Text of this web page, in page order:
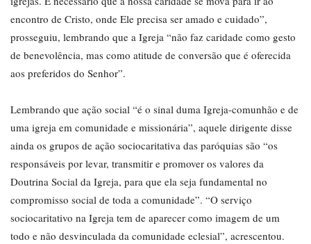
encontro de Cristo, onde Ele precisa ser amado e cuidado”,
prosseguiu, lembrando que a Igreja “não faz caridade como gesto
de benevolência, mas como atitude de conversão que é oferecida
aos preferidos do Senhor”.
Lembrando que ação social “é o sinal duma Igreja-comunhão e de
uma igreja em comunidade e missionária”, aquele dirigente disse
ainda os grupos de ação sociocaritativa das paróquias são “os
responsáveis por levar, transmitir e promover os valores da
Doutrina Social da Igreja, para que ela seja fundamental no
compromisso social de toda a comunidade”. “O serviço
sociocaritativo na Igreja tem de aparecer como imagem de um
todo e não desvinculada da comunidade eclesial”, acrescentou.